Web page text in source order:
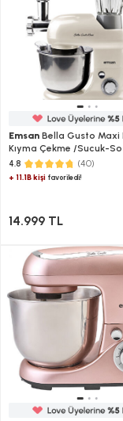
Emsan Bella Gusto Maxi
Kıyma Çekme /Sucuk-
Köfte Aparatlı/Smooth
Hamur Yoğurma Makinesi
4.8 (40)
+ 11.1B kişi favoriledi!
14.999 TL